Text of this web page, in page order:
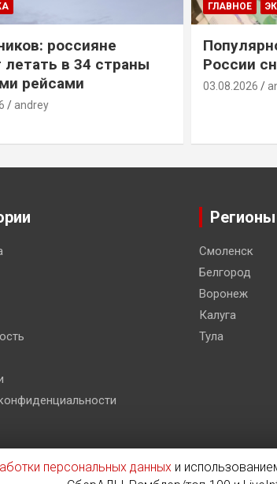
россияне
летать в 34 страны
рейсами
andrey
ГЛАВНОЕ
России
03.08.2026
Регионы
Смоленск
Белгород
Воронеж
Калуга
Тула
персональных данныхи